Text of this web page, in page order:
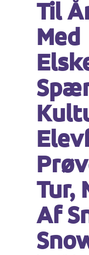
Til
Med
Tur,
Af